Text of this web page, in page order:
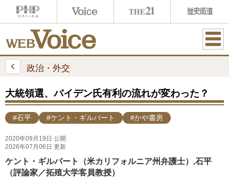
ME
政治・外交
大統領選、バイデン氏有利の流れが変わった？
#石平 #ケント・ギルバート #かや書房
2020年09月19日 公開
2026年07月06日 更新
ケント・ギルバート（米カリフォルニア州弁護士）,石平
（評論家／拓殖大学客員教授）